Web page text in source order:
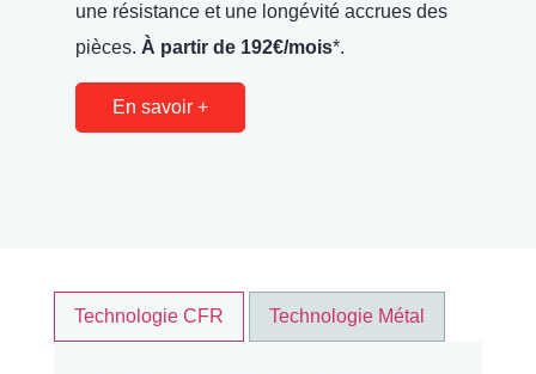
une résistance et une longévité accrues des
pièces. À partir de 192€/mois*.
En savoir +
Technologie CFR Technologie Métal